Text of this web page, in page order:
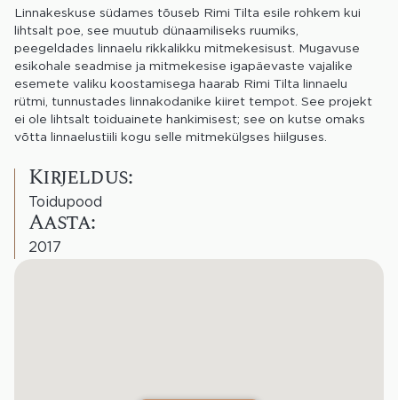
Linnakeskuse südames tõuseb Rimi Tilta esile rohkem kui
lihtsalt poe, see muutub dünaamiliseks ruumiks,
peegeldades linnaelu rikkalikku mitmekesisust. Mugavuse
esikohale seadmise ja mitmekesise igapäevaste vajalike
esemete valiku koostamisega haarab Rimi Tilta linnaelu
rütmi, tunnustades linnakodanike kiiret tempot. See projekt
ei ole lihtsalt toiduainete hankimisest; see on kutse omaks
võtta linnaelustiili kogu selle mitmekülgses hiilguses.
Kirjeldus:
Toidupood
Aasta:
2017